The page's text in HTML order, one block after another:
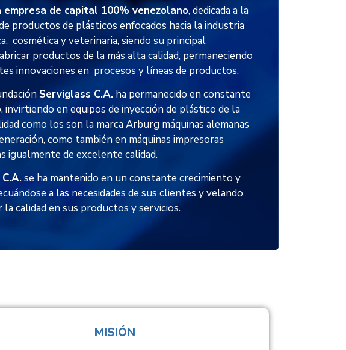
empresa de capital 100% venezolano, dedicada a la
productos de plásticos enfocados hacia la industria
cosmética y veterinaria, siendo su principal
productos de la más alta calidad, permaneciendo
innovaciones en procesos y líneas de productos.
Serviglass C.A. ha permanecido en constante
invirtiendo en equipos de inyección de plástico de la
como los son la marca Arburg máquinas alemanas
como también en máquinas impresoras
igualmente de excelente calidad.
se ha mantenido en un constante crecimiento y
a las necesidades de sus clientes y velando
la calidad en sus productos y servicios.
MISIÓN